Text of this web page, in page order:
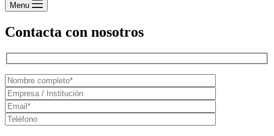
Menu
Contacta con nosotros